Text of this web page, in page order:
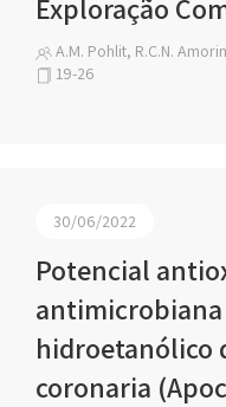
Exploração
A.M. Pohlit, R.C.N.
19-26
30/06/2022
Potencial
hidroetanólico
coronaria